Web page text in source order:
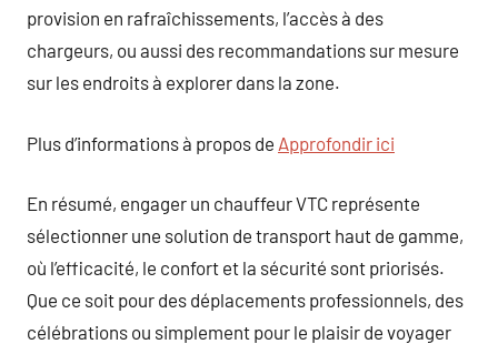
provision en rafraîchissements, l’accès à des
chargeurs, ou aussi des recommandations sur mesure
sur les endroits à explorer dans la zone.
Plus d’informations à propos de Approfondir ici
En résumé, engager un chauffeur VTC représente
sélectionner une solution de transport haut de gamme,
où l’efficacité, le confort et la sécurité sont priorisés.
Que ce soit pour des déplacements professionnels, des
célébrations ou simplement pour le plaisir de voyager